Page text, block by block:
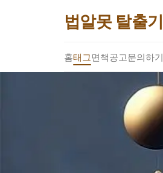
법알못 탈출기
홈태그면책공고문의하기